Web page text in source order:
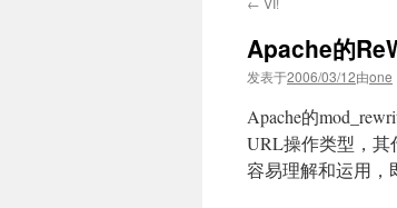
Apache的
发表于2006/03/12由one
Apache的
URL操作类型，其
容易理解和运用，